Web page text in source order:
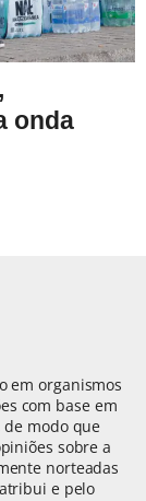
onda
em organismos
com base em
modo que
sobre a
norteadas
e pelo